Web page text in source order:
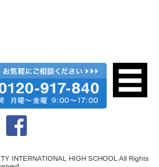
INTERNATIONAL HIGH SCHOOL All Rights